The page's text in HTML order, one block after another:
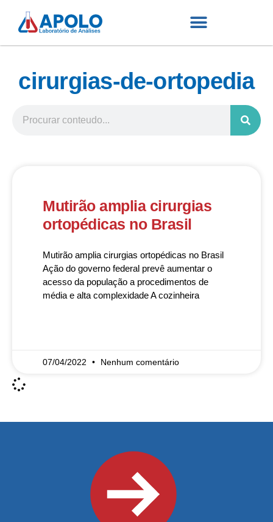
cirurgias-de-ortopedia
Mutirão amplia cirurgias
ortopédicas no Brasil
Mutirão amplia cirurgias ortopédicas no Brasil
Ação do governo federal prevê aumentar o
acesso da população a procedimentos de
média e alta complexidade A cozinheira
07/04/2022 Nenhum comentário